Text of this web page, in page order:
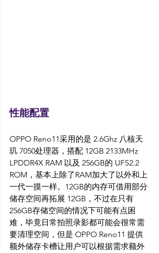
性能配置
OPPO Reno11采用的是 2.6Ghz 八核天
玑 7050处理器，搭配 12GB 2133MHz
LPDDR4X RAM 以及 256GB的 UFS2.2
ROM，基本上除了RAM加大了以外和上
一代一摸一样。12GB的内存可借用部分
储存空间再拓展 12GB，不过在只有
256GB存储空间的情况下可能有点困
难，毕竟日常拍照录影都可能会很常需
要清理空间，但是 OPPO Reno11 提供
额外储存卡槽让用户可以根据需求额外